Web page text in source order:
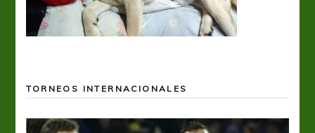
TORNEOS INTERNACIONALES